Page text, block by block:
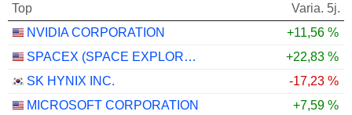
Top
Varia. 5j.
NVIDIA CORPORATION
+11,56 %
SPACEX (SPACE EXPLORATION TECHNOLOGIES)
+22,83 %
SK HYNIX INC.
-17,23 %
MICROSOFT CORPORATION
+7,59 %